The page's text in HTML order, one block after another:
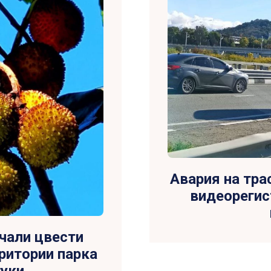
цвести
парка
Авария на